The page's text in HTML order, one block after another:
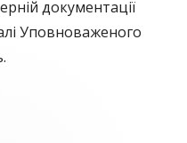
документації
Уповноваженого